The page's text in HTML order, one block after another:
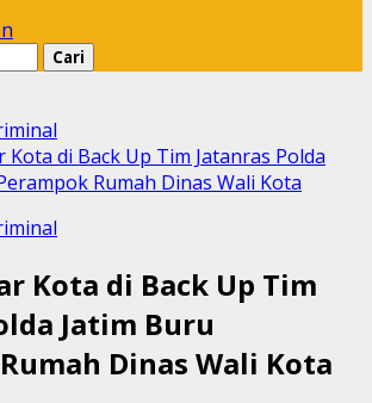
Kota di Back Up Tim Jatanras Polda
Rumah Dinas Wali Kota
Kota di Back Up Tim
Jatim Buru
Dinas Wali Kota